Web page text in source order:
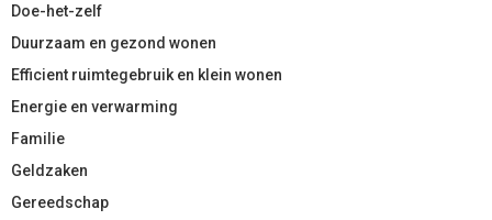
Doe-het-zelf
Duurzaam en gezond wonen
Efficient ruimtegebruik en klein wonen
Energie en verwarming
Familie
Geldzaken
Gereedschap